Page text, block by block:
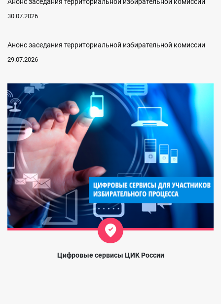
30.07.2026
Анонс заседания территориальной избирательной комиссии
29.07.2026
Цифровые сервисы ЦИК России